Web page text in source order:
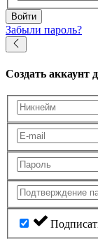
Войти
Забыли пароль?
Создать аккаунт